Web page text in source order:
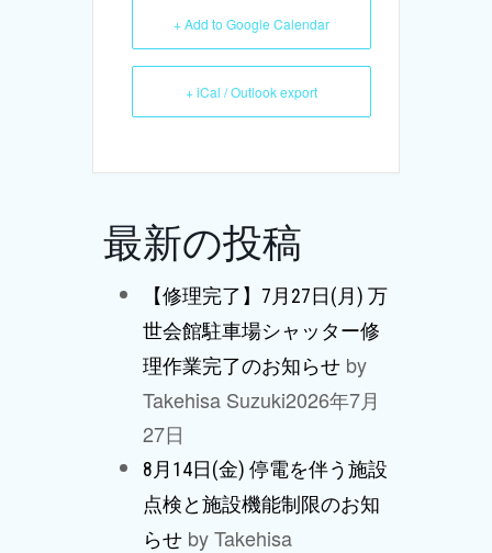
+ Add to Google Calendar
+ iCal / Outlook export
最新の投稿
【修理完了】7月27日(月) 万
世会館駐車場シャッター修
理作業完了のお知らせ by
Takehisa Suzuki2026年7月
27日
8月14日(金) 停電を伴う施設
点検と施設機能制限のお知
らせ by Takehisa